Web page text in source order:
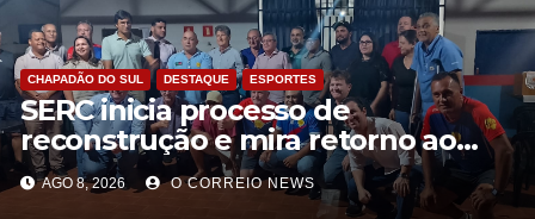
CHAPADÃO DO SUL DESTAQUE ESPORTES
SERC inicia processo de
reconstrução e mira retorno ao
futebol profissional em Chapadão
do Sul
AGO 8, 2026 O CORREIO NEWS